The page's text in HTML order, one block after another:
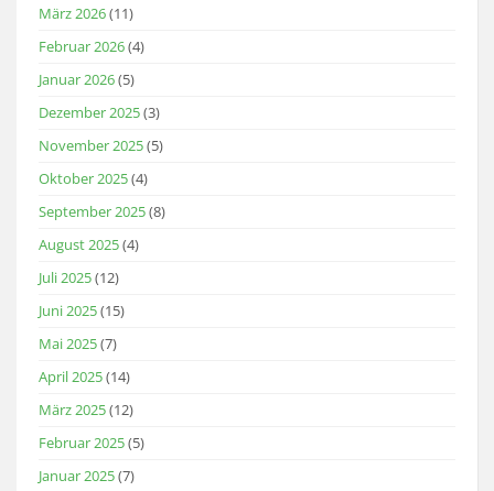
März 2026(11)
Februar 2026(4)
Januar 2026(5)
Dezember 2025(3)
November 2025(5)
Oktober 2025(4)
September 2025(8)
August 2025(4)
Juli 2025(12)
Juni 2025(15)
Mai 2025(7)
April 2025(14)
März 2025(12)
Februar 2025(5)
Januar 2025(7)